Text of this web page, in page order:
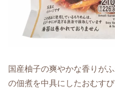
国産柚子の爽やかな香りが
の佃煮を中具にしたおむすび